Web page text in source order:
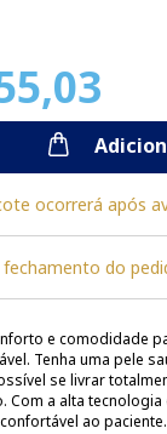
ocorrerá após
do
e comodidade
Tenha uma pele
se livrar
Com a alta
ao paciente.